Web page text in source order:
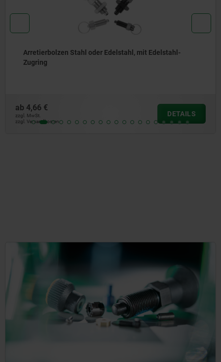
Arretierbolzen Stahl oder Edelstahl, kurze Ausführung,
mit Gewindezapfen
ab6,81 €
zzgl. MwSt.
zzgl. Versandkosten
DETAILS